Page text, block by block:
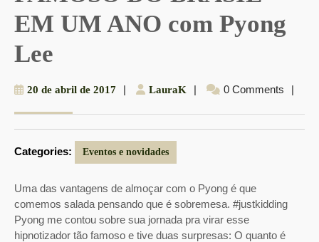
EM UM ANO com Pyong
Lee
20 de abril de 201720
2017
| LauraK LauraK
| 0 Comments |
Categories: Eventos e novidades
Uma das vantagens de almoçar com o Pyong é que
comemos salada pensando que é sobremesa. #justkidding
Pyong me contou sobre sua jornada pra virar esse
hipnotizador tão famoso e tive duas surpresas: O quanto é